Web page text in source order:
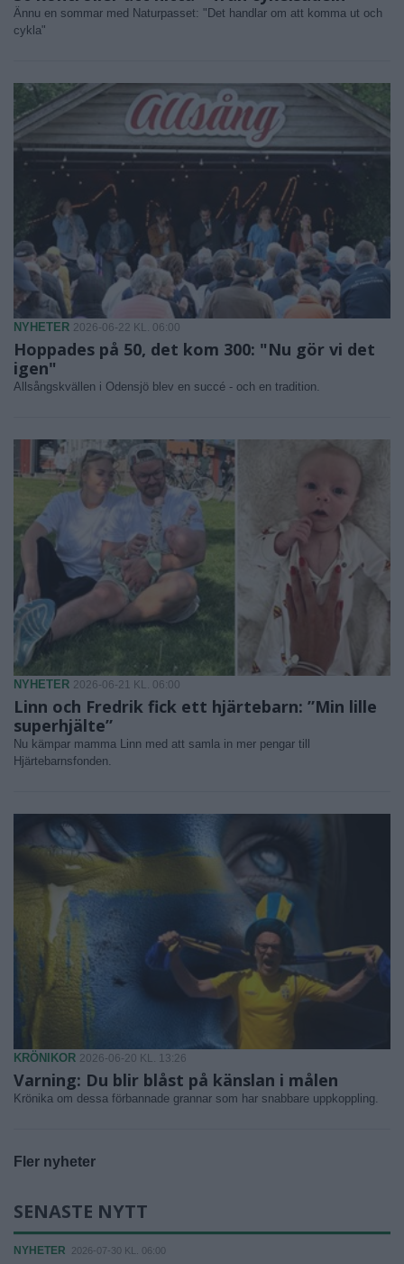
Ännu en sommar med Naturpasset: "Det handlar om att komma ut och
cykla"
NYHETER 2026-06-22 KL. 06:00
Hoppades på 50, det kom 300: "Nu gör vi det
igen"
Allsångskvällen i Odensjö blev en succé - och en tradition.
NYHETER 2026-06-21 KL. 06:00
Linn och Fredrik fick ett hjärtebarn: ”Min lille
superhjälte”
Nu kämpar mamma Linn med att samla in mer pengar till
Hjärtebarnsfonden.
KRÖNIKOR 2026-06-20 KL. 13:26
Varning: Du blir blåst på känslan i målen
Krönika om dessa förbannade grannar som har snabbare uppkoppling.
Fler nyheter
SENASTE NYTT
NYHETER 2026-07-30 KL. 06:00